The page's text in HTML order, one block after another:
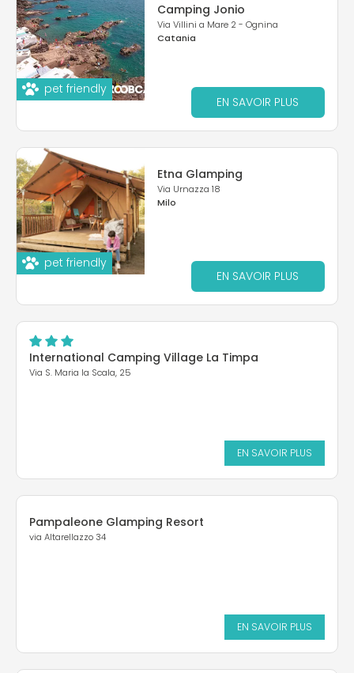
pet friendly
Camping Jonio
Via Villini a Mare 2 - Ognina
Catania
EN SAVOIR PLUS
pet friendly
Etna Glamping
Via Urnazza 18
Milo
EN SAVOIR PLUS
International Camping Village La Timpa
Via S. Maria la Scala, 25
EN SAVOIR PLUS
Pampaleone Glamping Resort
via Altarellazzo 34
EN SAVOIR PLUS